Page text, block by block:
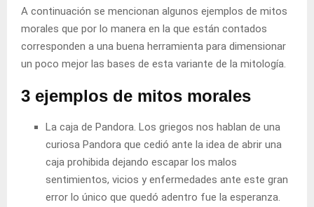
A continuación se mencionan algunos ejemplos de mitos
morales que por lo manera en la que están contados
corresponden a una buena herramienta para dimensionar
un poco mejor las bases de esta variante de la mitología.
3 ejemplos de mitos morales
La caja de Pandora. Los griegos nos hablan de una
curiosa Pandora que cedió ante la idea de abrir una
caja prohibida dejando escapar los malos
sentimientos, vicios y enfermedades ante este gran
error lo único que quedó adentro fue la esperanza.